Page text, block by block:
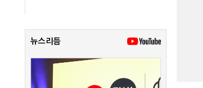
뉴스리듬